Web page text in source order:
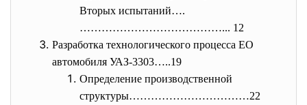
Вторых испытаний….
…………………………………... 12
Разработка технологического процесса ЕО
автомобиля УАЗ-3303…..19
Определение производственной
структуры……………………………22